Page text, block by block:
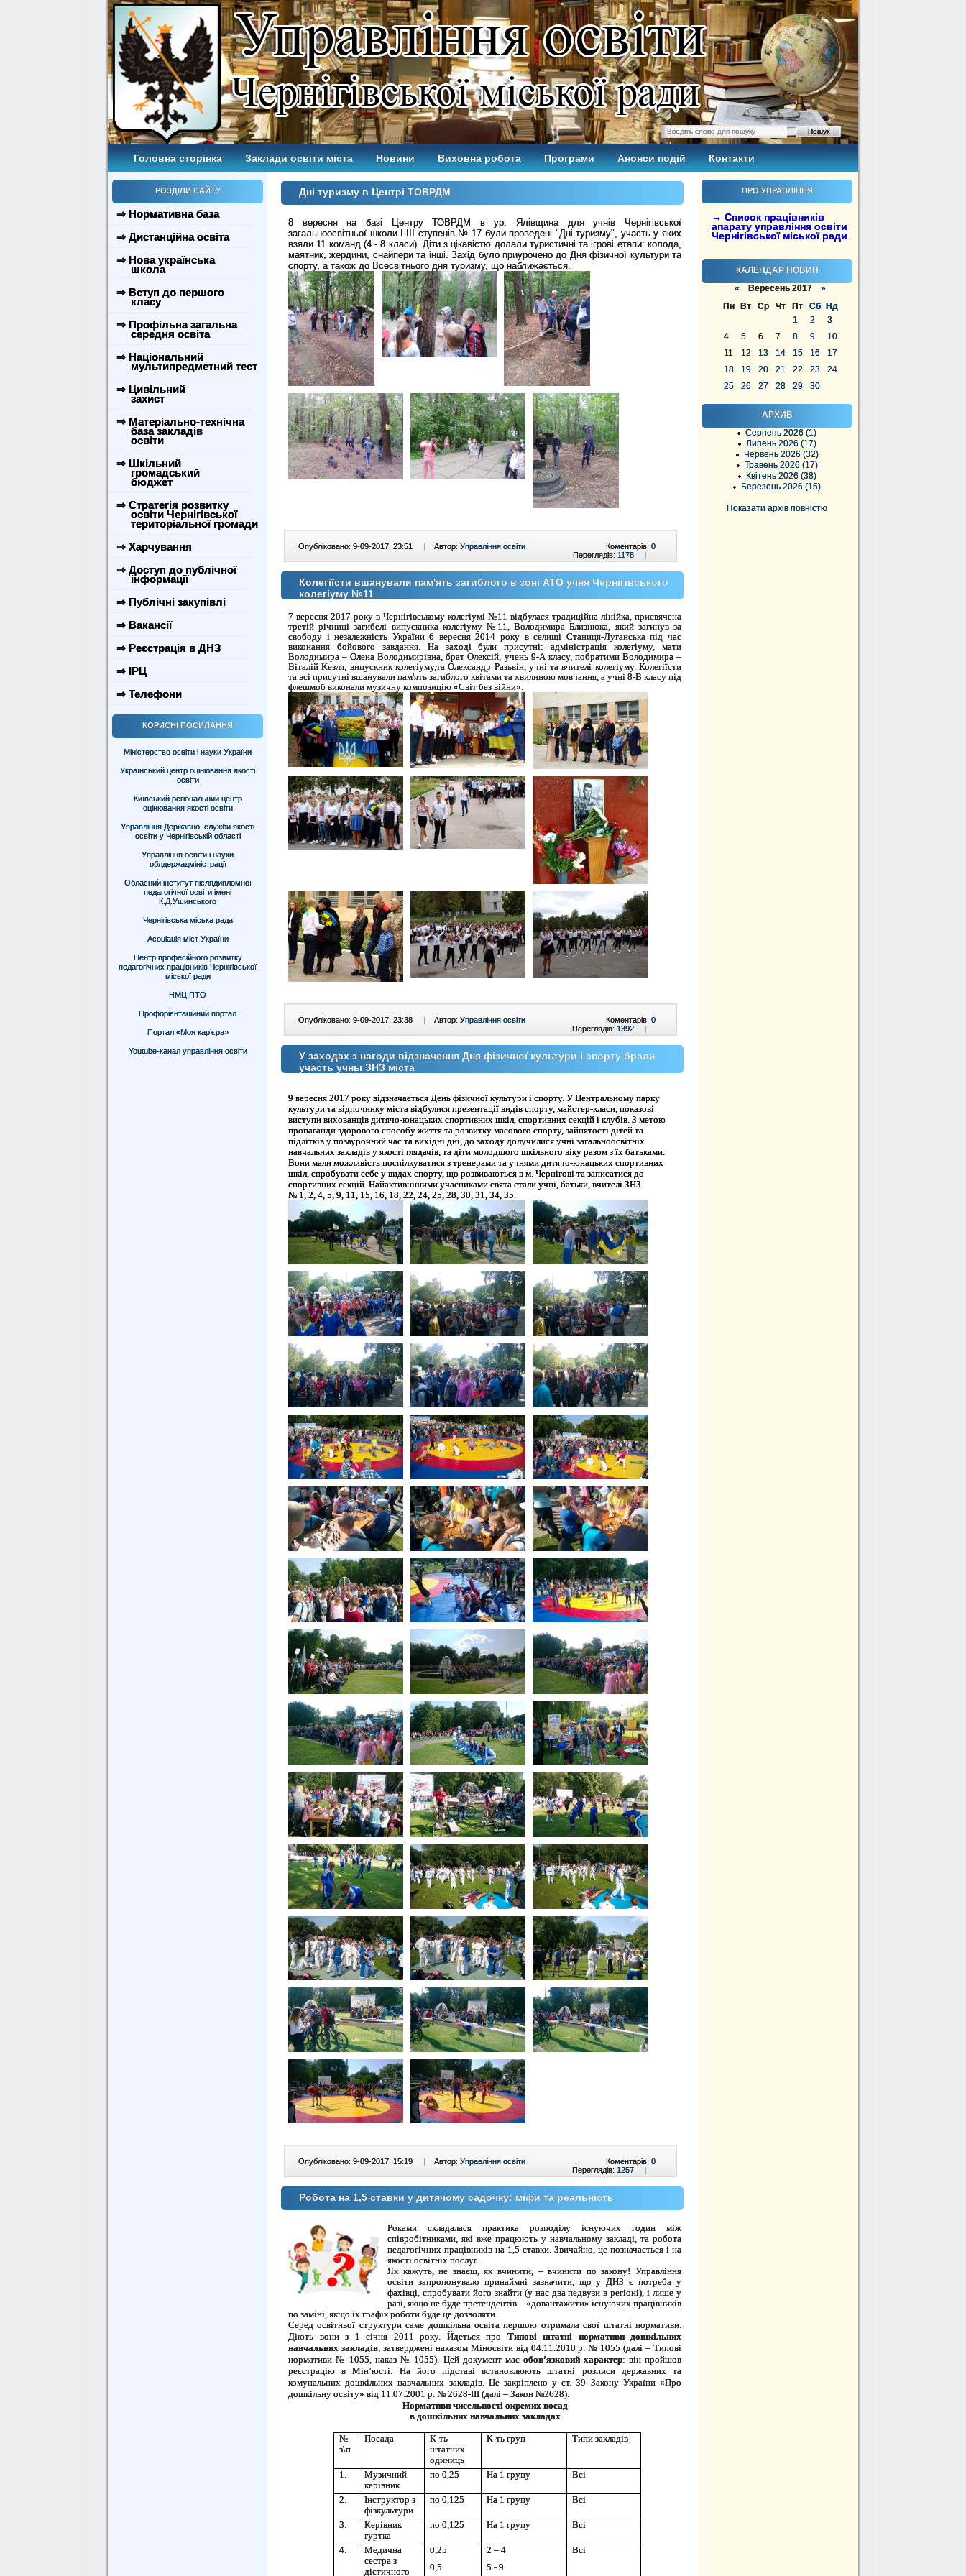
Головна сторінка Заклади освіти міста Новини Виховна робота Програми Анонси подій Контакти
РОЗДІЛИ САЙТУ
⇒ Нормативна база
⇒ Дистанційна освіта
⇒ Нова українська
школа
⇒ Вступ до першого
класу
⇒ Профільна загальна
середня освіта
⇒ Національний
мультипредметний тест
⇒ Цивільний
захист
⇒ Матеріально-технічна
база закладів
освіти
⇒ Шкільний
громадський
бюджет
⇒ Стратегія розвитку
освіти Чернігівської
територіальної громади
⇒ Харчування
⇒ Доступ до публічної
інформації
⇒ Публічні закупівлі
⇒ Вакансії
⇒ Реєстрація в ДНЗ
⇒ ІРЦ
⇒ Телефони
КОРИСНІ ПОСИЛАННЯ
Міністерство освіти і науки України
Український центр оцінювання якості
освіти
Київський регіональний центр
оцінювання якості освіти
Управління Державної служби якості
освіти у Чернігівській області
Управління освіти і науки
облдержадміністрації
Обласний інститут післядипломної
педагогічної освіти імені
К.Д.Ушинського
Чернігівська міська рада
Асоціація міст України
Центр професійного розвитку
педагогічних працівників Чернігівської
міської ради
НМЦ ПТО
Профорієнтаційний портал
Портал «Моя кар’єра»
Youtube-канал управління освіти
ПРО УПРАВЛІННЯ
→ Список працівників
апарату управління освіти
Чернігівської міської ради
КАЛЕНДАР НОВИН
« Вересень 2017 »
Пн
Вт Ср Чт Пт Сб
Нд
1
2
3
4
5 6 7 8 9
10
11
12 13 14 15 16
17
18
19 20 21 22 23
24
25
26 27 28 29 30
АРХИВ
Серпень 2026 (1)
Липень 2026 (17)
Червень 2026 (32)
Травень 2026 (17)
Квітень 2026 (38)
Березень 2026 (15)
Показати архів повністю
Дні туризму в Центрі ТОВРДМ
8 вересня на базі Центру ТОВРДМ в ур. Ялівщина для учнів Чернігівської
загальноосвітньої школи І-ІІІ ступенів № 17 були проведені "Дні туризму", участь у яких
взяли 11 команд (4 - 8 класи). Діти з цікавістю долали туристичні та ігрові етапи: колода,
маятник, жердини, снайпери та інші. Захід було приурочено до Дня фізичної культури та
спорту, а також до Всесвітнього дня туризму, що наближається.
Опубліковано: 9-09-2017, 23:51 | Автор: Управління освіти Коментарів: 0
Переглядів: 1178 |
Колегіїсти вшанували пам'ять загиблого в зоні АТО учня Чернігівського
колегіуму №11
7 вересня 2017 року в Чернігівському колегіумі №11 відбулася традиційна лінійка, присвячена
третій річниці загибелі випускника колегіуму №11, Володимира Близнюка, який загинув за
свободу і незалежність України 6 вересня 2014 року в селищі Станиця-Луганська під час
виконання бойового завдання. На заході були присутні: адміністрація колегіуму, мати
Володимира – Олена Володимирівна, брат Олексій, учень 9-А класу, побратими Володимира –
Віталій Кезля, випускник колегіуму,та Олександр Разьвін, учні та вчителі колегіуму. Колегіїсти
та всі присутні вшанували пам'ять загиблого квітами та хвилиною мовчання, а учні 8-В класу під
флешмоб виконали музичну композицію «Світ без війни».
Опубліковано: 9-09-2017, 23:38 | Автор: Управління освіти Коментарів: 0
Переглядів: 1392 |
У заходах з нагоди відзначення Дня фізичної культури і спорту брали
участь учны ЗНЗ міста
9 вересня 2017 року відзначається День фізичної культури і спорту. У Центральному парку
культури та відпочинку міста відбулися презентації видів спорту, майстер-класи, показові
виступи вихованців дитячо-юнацьких спортивних шкіл, спортивних секцій і клубів. З метою
пропаганди здорового способу життя та розвитку масового спорту, зайнятості дітей та
підлітків у позаурочний час та вихідні дні, до заходу долучилися учні загальноосвітніх
навчальних закладів у якості глядачів, та діти молодшого шкільного віку разом з їх батьками.
Вони мали можливість поспілкуватися з тренерами та учнями дитячо-юнацьких спортивних
шкіл, спробувати себе у видах спорту, що розвиваються в м. Чернігові та записатися до
спортивних секцій. Найактивнішими учасниками свята стали учні, батьки, вчителі ЗНЗ
№ 1, 2, 4, 5, 9, 11, 15, 16, 18, 22, 24, 25, 28, 30, 31, 34, 35.
Опубліковано: 9-09-2017, 15:19 Автор: Управління освіти Коментарів: 0
Переглядів: 1257
Робота на 1,5 ставки у дитячому садочку: міфи та реальність
Роками складалася практика розподілу існуючих годин між
співробітниками, які вже працюють у навчальному закладі, та робота
педагогічних працівників на 1,5 ставки. Звичайно, це позначається і на
якості освітніх послуг.
Як кажуть, не знаєш, як вчинити, – вчинити по закону! Управління
освіти запропонувало принаймні зазначити, що у ДНЗ є потреба у
фахівці, спробувати його знайти (у нас два педвузи в регіоні), і лише у
разі, якщо не буде претендентів – «довантажити» існуючих працівників
по заміні, якщо їх графік роботи буде це дозволяти.
Серед освітньої структури саме дошкільна освіта першою отримала свої штатні нормативи.
Діють вони з 1 січня 2011 року. Йдеться про Типові штатні нормативи дошкільних
навчальних закладів, затверджені наказом Міносвіти від 04.11.2010 р. № 1055 (далі –Типові
нормативи № 1055, наказ № 1055). Цей документ має обов’язковий характер: він пройшов
реєстрацію в Мін’юсті. На його підставі встановлюють штатні розписи державних та
комунальних дошкільних навчальних закладів. Це закріплено у ст. 39 Закону України «Про
дошкільну освіту» від 11.07.2001 р. № 2628-III (далі– Закон №2628).
Нормативи чисельності окремих посад
в дошкільних навчальних закладах
№
з\п
Посада
К-ть
штатних
одиниць
К-ть груп Типи закладів
1.
Музичний
керівник
по 0,25 На 1 групу Всі
2.
Інструктор з
фізкультури
по 0,125 На 1 групу Всі
3.
Керівник
гуртка
по 0,125 На 1 групу Всі
4.
Медична
сестра з
дієтичного
0,25 2 – 4
Всі
0,5
5 - 9